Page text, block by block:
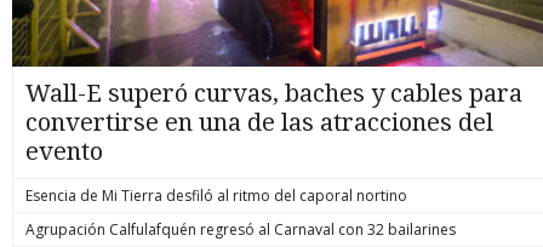
Wall-E superó curvas, baches y cables para
convertirse en una de las atracciones del
evento
Esencia de Mi Tierra desfiló al ritmo del caporal nortino
Agrupación Calfulafquén regresó al Carnaval con 32 bailarines